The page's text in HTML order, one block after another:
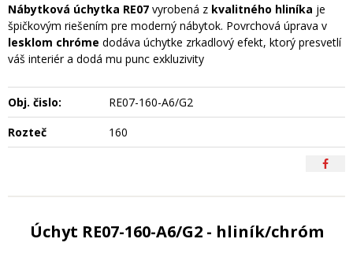
Nábytková úchytka RE07 vyrobená z kvalitného hliníka je
špičkovým riešením pre moderný nábytok. Povrchová úprava v
lesklom chróme dodáva úchytke zrkadlový efekt, ktorý presvetlí
váš interiér a dodá mu punc exkluzivity
Obj. čislo:
RE07-160-A6/G2
Rozteč
160
Úchyt RE07-160-A6/G2 - hliník/chróm